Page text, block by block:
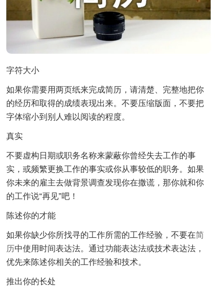
字符大小
如果你需要用两页纸来完成简历，请清楚、完整地把你
的经历和取得的成绩表现出来。不要压缩版面，不要把
字体缩小到别人难以阅读的程度。
真实
不要虚构日期或职务名称来蒙蔽你曾经失去工作的事
实，或频繁更换工作的事实或你从事较低的职务。如果
你未来的雇主去做背景调查发现你在撒谎，那你就和你
的工作说“再见”吧！
陈述你的才能
如果你缺少你所找寻的工作所需的工作经验，不要在简
历中使用时间表达法。通过功能表达法或技术表达法，
优先来陈述你相关的工作经验和技术。
推出你的长处